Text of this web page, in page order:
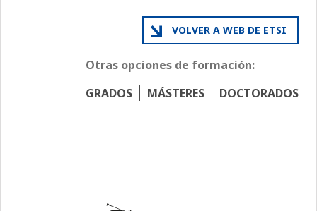
VOLVER A WEB DE ETSI
Otras opciones de formación:
GRADOS
MÁSTERES DOCTORADOS